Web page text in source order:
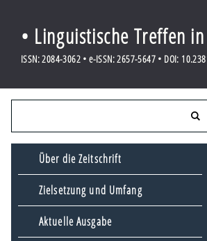
• Linguistische Treffen
ISSN: 2084-3062 • e-ISSN: 2657-5647 • DOI:
Über die Zeitschrift
Zielsetzung und Umfang
Aktuelle Ausgabe